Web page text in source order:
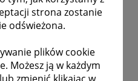
strona zostanie
odświeżona.
plików cookie
Możesz ją w każdym
zmienić klikając w
zgłosić złą
ze strony